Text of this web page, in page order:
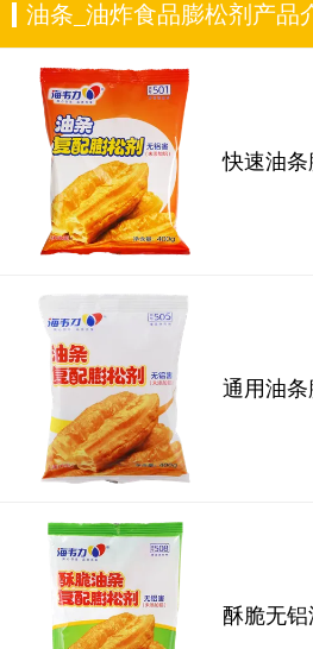
油条_油炸食品膨松剂产品
快速油条
通用油条
酥脆无铝